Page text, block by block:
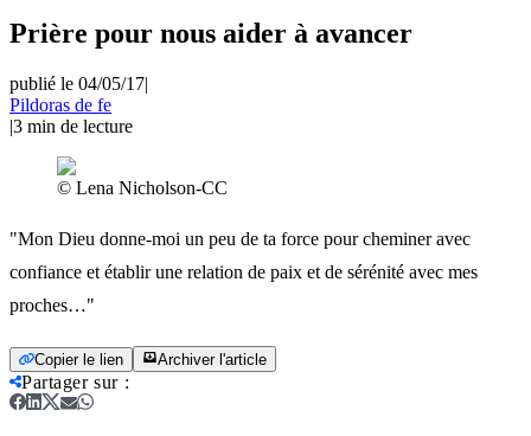
Prière pour nous aider à avancer
publié le 04/05/17|
Pildoras de fe
|3 min de lecture
© Lena Nicholson-CC
"Mon Dieu donne-moi un peu de ta force pour cheminer avec
confiance et établir une relation de paix et de sérénité avec mes
proches…"
Copier le lien Archiver l'article
Partager sur: